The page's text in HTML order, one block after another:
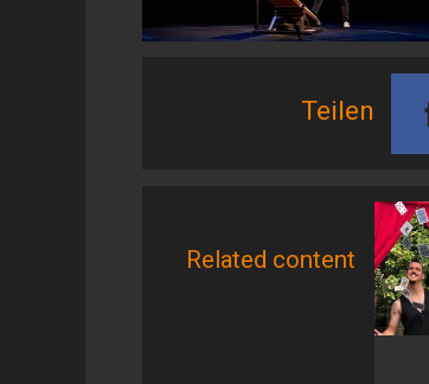
Teilen
Related content